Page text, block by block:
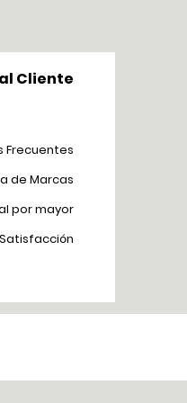
Cliente
Frecuentes
de Marcas
por mayor